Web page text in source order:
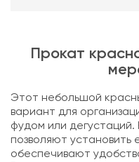
Прокат
Этот небольшой
вариант для
фудом или
позволяют установить
обеспечивают